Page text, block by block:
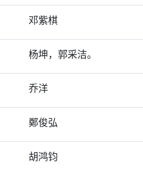
邓紫棋
杨坤，郭采洁。
乔洋
鄭俊弘
胡鸿钧